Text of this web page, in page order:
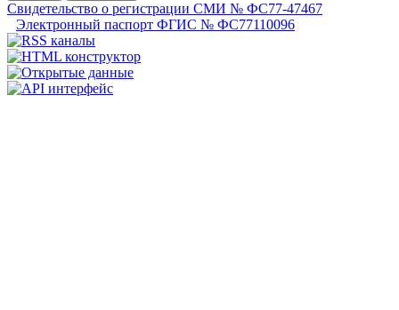
Свидетельство о регистрации СМИ № ФС77-47467
Электронный паспорт ФГИС № ФС77110096